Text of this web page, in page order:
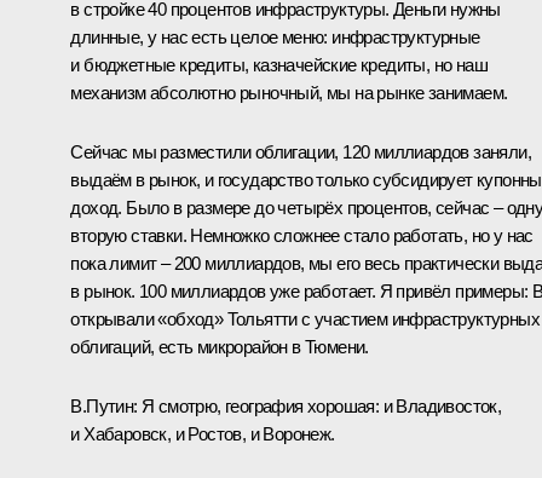
в стройке 40 процентов инфраструктуры. Деньги нужны
длинные, у нас есть целое меню: инфраструктурные
и бюджетные кредиты, казначейские кредиты, но наш
механизм абсолютно рыночный, мы на рынке занимаем.
Сейчас мы разместили облигации, 120 миллиардов заняли,
выдаём в рынок, и государство только субсидирует
доход. Было в размере до четырёх процентов, сейчас –
вторую ставки. Немножко сложнее стало работать, но у нас
пока лимит – 200 миллиардов, мы его весь практически
в рынок. 100 миллиардов уже работает. Я привёл примеры:
открывали «обход» Тольятти с участием инфраструктурных
облигаций, есть микрорайон в Тюмени.
В.Путин: Я смотрю, география хорошая: и Владивосток,
и Хабаровск, и Ростов, и Воронеж.